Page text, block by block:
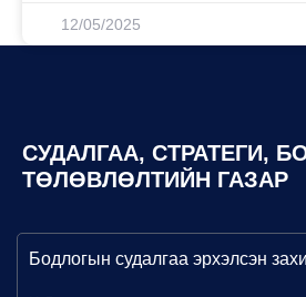
12/05/2025
СУДАЛГАА, СТРАТЕГИ,
ТӨЛӨВЛӨЛТИЙН ГАЗАР
Бодлогын судалгаа эрхэлсэн